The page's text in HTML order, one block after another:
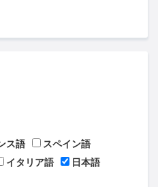
ス語
スペイン語
イタリア語
日本語